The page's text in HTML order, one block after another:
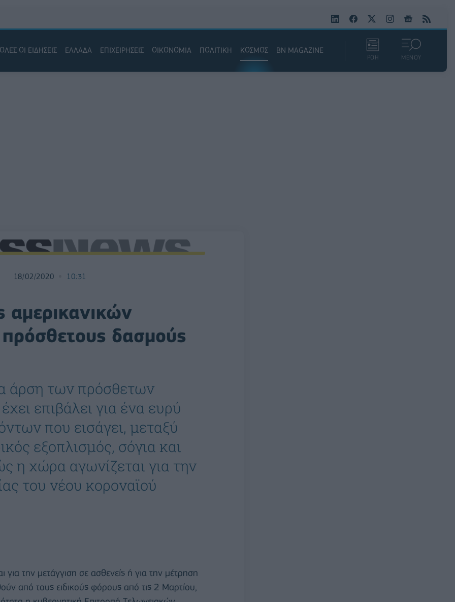
ΟΛΕΣ ΟΙ ΕΙΔΗΣΕΙΣ ΕΛΛΑΔΑ ΕΠΙΧΕΙΡΗΣΕΙΣ ΟΙΚΟΝΟΜΙΑ ΠΟΛΙΤΙΚΗ ΚΟΣΜΟΣ BN MAGAZINE
ΡΟΗ ΜΕΝΟΥ
18/02/2020 10:31
αμερικανικών
δασμούς
άρση των πρόσθετων
επιβάλει για ένα ευρύ
που εισάγει, μεταξύ
εξοπλισμός, σόγια και
η χώρα αγωνίζεται για την
του νέου κοροναϊού
για την μετάγγιση σε ασθενείς ή για την μέτρηση
από τους ειδικούς φόρους από τις 2 Μαρτίου,